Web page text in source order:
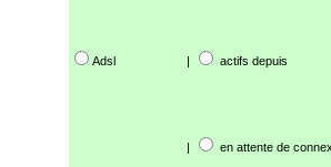
Adsl | actifs depuis
| en attente de